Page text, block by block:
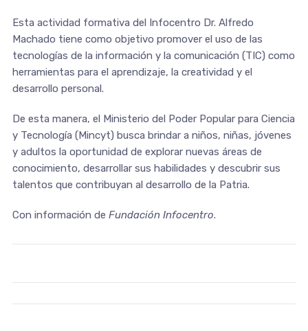
Esta actividad formativa del Infocentro Dr. Alfredo
Machado tiene como objetivo promover el uso de las
tecnologías de la información y la comunicación (TIC) como
herramientas para el aprendizaje, la creatividad y el
desarrollo personal.
De esta manera, el Ministerio del Poder Popular para Ciencia
y Tecnología (Mincyt) busca brindar a niños, niñas, jóvenes
y adultos la oportunidad de explorar nuevas áreas de
conocimiento, desarrollar sus habilidades y descubrir sus
talentos que contribuyan al desarrollo de la Patria.
Con información de Fundación Infocentro.